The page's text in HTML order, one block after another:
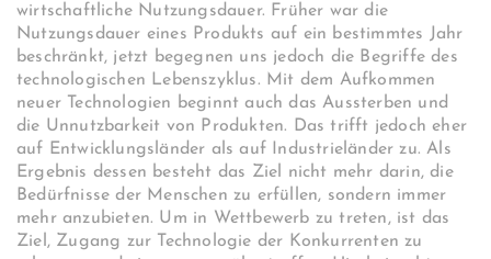
wirtschaftliche Nutzungsdauer. Früher war die
Nutzungsdauer eines Produkts auf ein bestimmtes Jahr
beschränkt, jetzt begegnen uns jedoch die Begriffe des
technologischen Lebenszyklus. Mit dem Aufkommen
neuer Technologien beginnt auch das Aussterben und
die Unnutzbarkeit von Produkten. Das trifft jedoch eher
auf Entwicklungsländer als auf Industrieländer zu. Als
Ergebnis dessen besteht das Ziel nicht mehr darin, die
Bedürfnisse der Menschen zu erfüllen, sondern immer
mehr anzubieten. Um in Wettbewerb zu treten, ist das
Ziel, Zugang zur Technologie der Konkurrenten zu